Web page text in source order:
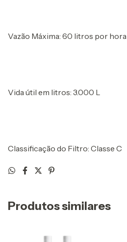
Vazão Máxima: 60 litros por hora
Vida útil em litros: 3.000 L
Classificação do Filtro: Classe C
Produtos similares